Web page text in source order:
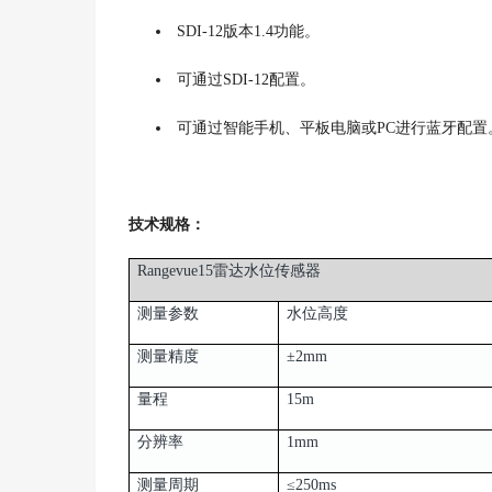
SDI-12版本1.4功能。
可通过SDI-12配置。
可通过智能手机、平板电脑或PC进行蓝牙配置
技术规格：
Rangevue15雷达水位传感器
测量参数 水位高度
测量精度 ±2mm
量程 15m
分辨率 1mm
测量周期 ≤250ms